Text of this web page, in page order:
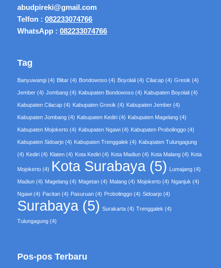
abudpireki@gmail.com
Telfon : 082233074766
WhatsApp : 082233074766
Tag
Banyuwangi (4) Blitar (4) Bondowoso (4) Boyolali (4) Cilacap (4) Gresik (4)
Jember (4) Jombang (4) Kabupaten Bondowoso (4) Kabupaten Boyolali (4)
Kabupaten Cilacap (4) Kabupaten Gresik (4) Kabupaten Jember (4)
Kabupaten Jombang (4) Kabupaten Kediri (4) Kabupaten Magelang (4)
Kabupaten Mojokerto (4) Kabupaten Ngawi (4) Kabupaten Probolinggo (4)
Kabupaten Sidoarjo (4) Kabupaten Trenggalek (4) Kabupaten Tulungagung
(4) Kediri (4) Klaten (4) Kota Kediri (4) Kota Madiun (4) Kota Malang (4) Kota
Mojokerto (4) Kota Surabaya (5) Lumajang (4)
Madiun (4) Magelang (4) Magetan (4) Malang (4) Mojokerto (4) Nganjuk (4)
Ngawi (4) Pacitan (4) Pasuruan (4) Probolinggo (4) Sidoarjo (4)
Surabaya (5) Surakarta (4) Trenggalek (4)
Tulungagung (4)
Pos-pos Terbaru